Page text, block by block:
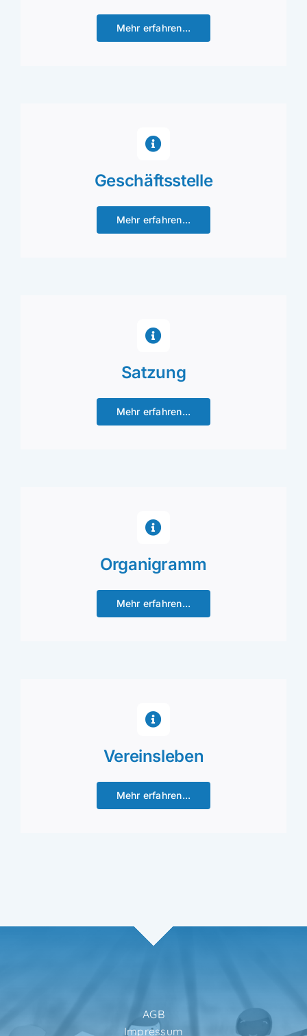
Mehr erfahren...
Geschäftsstelle
Mehr erfahren...
Satzung
Mehr erfahren...
Organigramm
Mehr erfahren...
Vereinsleben
Mehr erfahren...
AGB
Impressum